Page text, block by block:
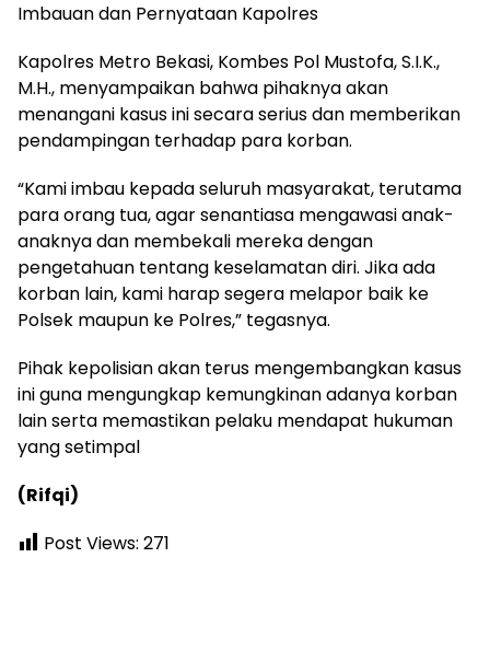
Imbauan dan Pernyataan Kapolres
Kapolres Metro Bekasi, Kombes Pol Mustofa, S.I.K.,
M.H., menyampaikan bahwa pihaknya akan
menangani kasus ini secara serius dan memberikan
pendampingan terhadap para korban.
“Kami imbau kepada seluruh masyarakat, terutama
para orang tua, agar senantiasa mengawasi anak-
anaknya dan membekali mereka dengan
pengetahuan tentang keselamatan diri. Jika ada
korban lain, kami harap segera melapor baik ke
Polsek maupun ke Polres,” tegasnya.
Pihak kepolisian akan terus mengembangkan kasus
ini guna mengungkap kemungkinan adanya korban
lain serta memastikan pelaku mendapat hukuman
yang setimpal
(Rifqi)
Post Views: 271